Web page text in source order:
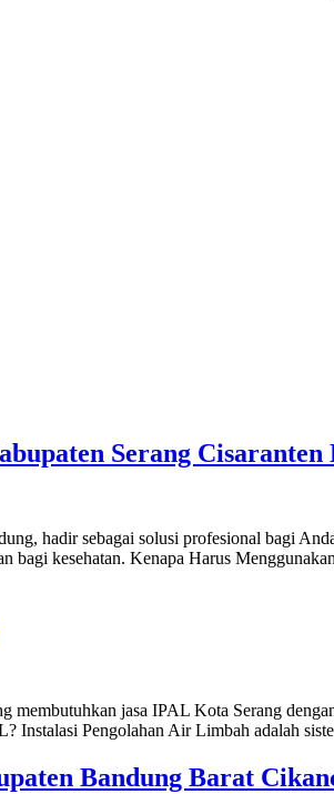
Serang Cisaranten
hadir sebagai solusi profesional bagi
kesehatan. Kenapa Harus
jasa IPAL Kota Serang
Instalasi Pengolahan Air Limbah adalah
Bandung Barat